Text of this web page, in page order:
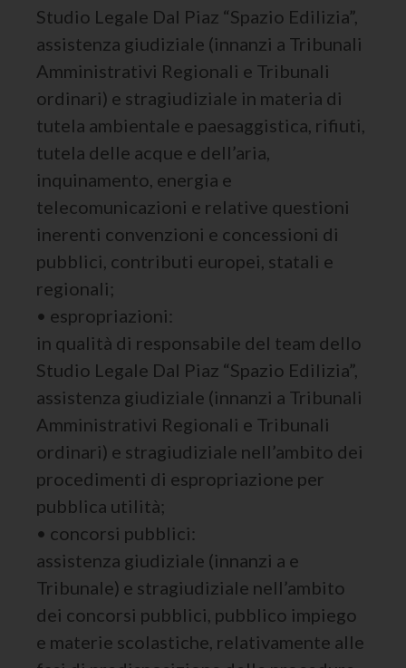
Studio Legale Dal Piaz “Spazio Edilizia”,
assistenza giudiziale (innanzi a Tribunali
Amministrativi Regionali e Tribunali
ordinari) e stragiudiziale in materia di
tutela ambientale e paesaggistica, rifiuti,
tutela delle acque e dell’aria,
inquinamento, energia e
telecomunicazioni e relative questioni
inerenti convenzioni e concessioni di
pubblici, contributi europei, statali e
regionali;
• espropriazioni:
in qualità di responsabile del team dello
Studio Legale Dal Piaz “Spazio Edilizia”,
assistenza giudiziale (innanzi a Tribunali
Amministrativi Regionali e Tribunali
ordinari) e stragiudiziale nell’ambito dei
procedimenti di espropriazione per
pubblica utilità;
• concorsi pubblici:
assistenza giudiziale (innanzi a e
Tribunale) e stragiudiziale nell’ambito
dei concorsi pubblici, pubblico impiego
e materie scolastiche, relativamente alle